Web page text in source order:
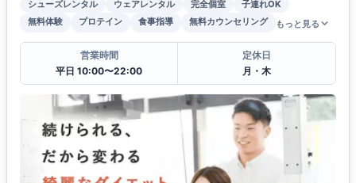
シューズレンタル ウェアレンタル 完全個室
子連れOK
無料体験
プロテイン 食事指導 無料カウンセリング もっと見る
営業時間
平日 10:00〜22:00
定休日
月・木